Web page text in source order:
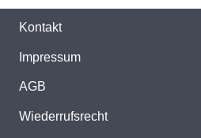
Kontakt
Impressum
AGB
Wiederrufsrecht